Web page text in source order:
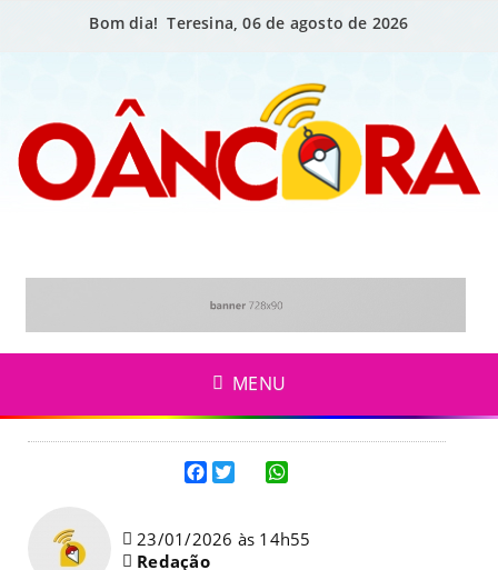
Bom dia! Teresina, 06 de agosto de 2026
MENU
23/01/2026 às 14h55
Redação